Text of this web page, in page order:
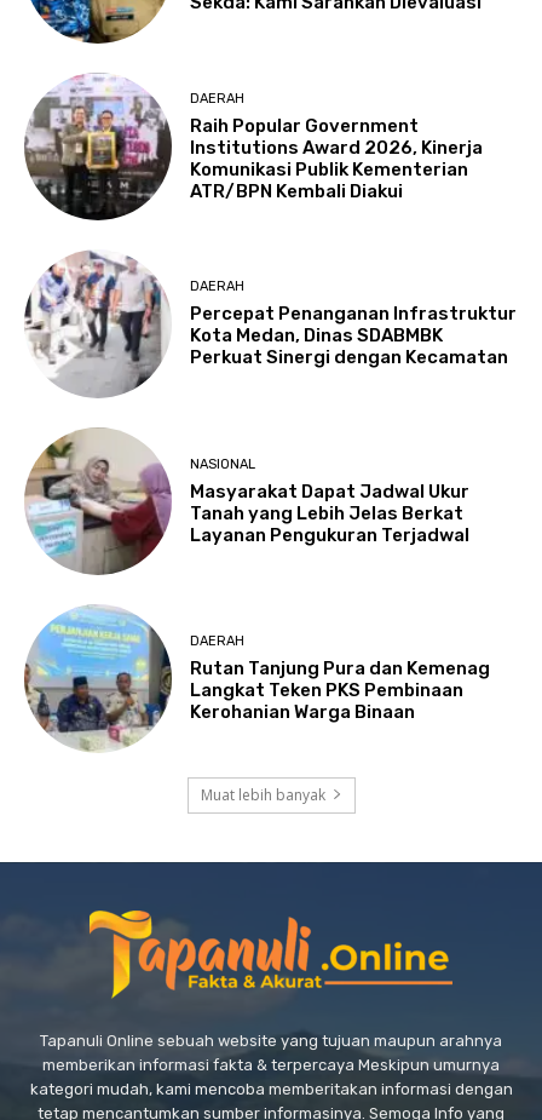
DAERAH
Raih Popular Government
Institutions Award 2026, Kinerja
Komunikasi Publik Kementerian
ATR/BPN Kembali Diakui
DAERAH
Percepat Penanganan Infrastruktur
Kota Medan, Dinas SDABMBK
Perkuat Sinergi dengan Kecamatan
NASIONAL
Masyarakat Dapat Jadwal Ukur
Tanah yang Lebih Jelas Berkat
Layanan Pengukuran Terjadwal
DAERAH
Rutan Tanjung Pura dan Kemenag
Langkat Teken PKS Pembinaan
Kerohanian Warga Binaan
Muat lebih banyak
Tapanuli Online sebuah website yang tujuan maupun arahnya
memberikan informasi fakta & terpercaya Meskipun umurnya
kategori mudah, kami mencoba memberitakan informasi dengan
tetap mencantumkan sumber informasinya. Semoga Info yang